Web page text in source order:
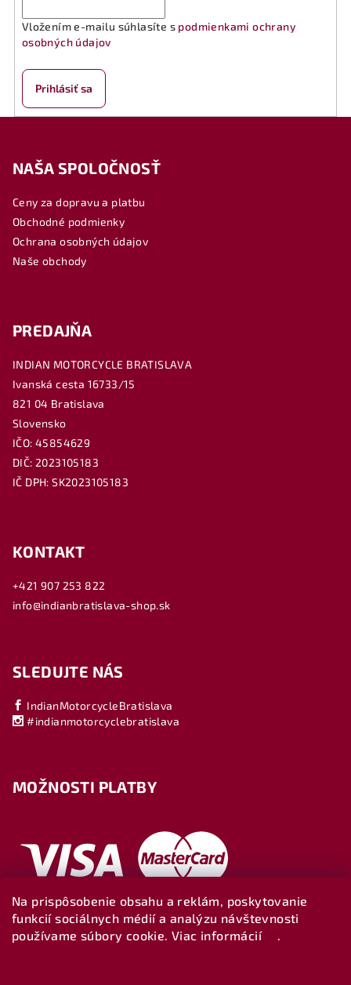
Na prispôsobenie obsahu a reklám, poskytovanie
funkcií sociálnych médií a analýzu návštevnosti
používame súbory cookie. Viac informácií
.
Vložením e-mailu súhlasíte s podmienkami ochrany
osobných údajov
Prihlásiť sa
NAŠA SPOLOČNOSŤ
Ceny za dopravu a platbu
Obchodné podmienky
Ochrana osobných údajov
Naše obchody
PREDAJŇA
INDIAN MOTORCYCLE BRATISLAVA
Ivanská cesta 16733/15
821 04 Bratislava
Slovensko
IČO: 45854629
DIČ: 2023105183
IČ DPH: SK2023105183
KONTAKT
+421 907 253 822
info@indianbratislava-shop.sk
SLEDUJTE NÁS
IndianMotorcycleBratislava
#indianmotorcyclebratislava
MOŽNOSTI PLATBY